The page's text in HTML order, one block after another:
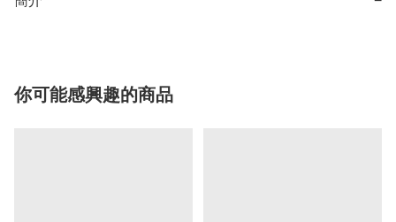
你可能感興趣的商品